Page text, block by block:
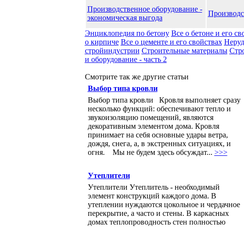
Производственное оборудование -
экономическая выгода
Энциклопедия по бетону Все о бетоне и его
о кирпиче Все о цементе и его свойствах
стройиндустрии Строительные материалы
и оборудование - часть 2
Смотрите так же другие статьи
Выбор типа кровли
Выбор типа кровли Кровля выполняет сразу
несколько функций: обеспечивают тепло и
звукоизоляцию помещений, являются
декоративным элементом дома. Кровля
принимает на себя основные удары ветра,
дождя, снега, а, в экстренных ситуациях, и
огня. Мы не будем здесь обсуждат... >>>
Утеплители
Утеплители Утеплитель - необходимый
элемент конструкций каждого дома. В
утеплении нуждаются цокольное и чердачное
перекрытие, а часто и стены. В каркасных
домах теплопроводность стен полностью